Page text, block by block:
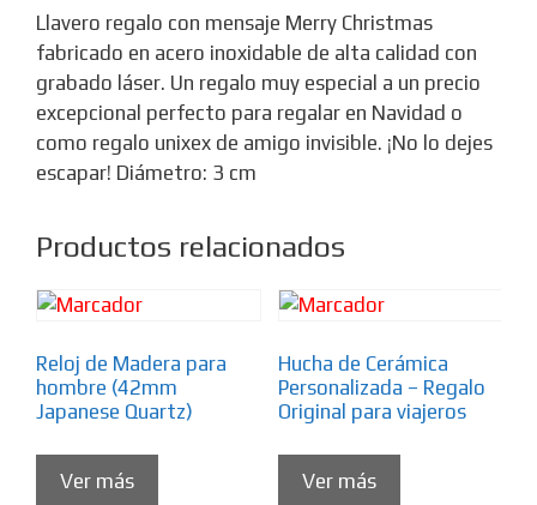
Llavero regalo con mensaje Merry Christmas
fabricado en acero inoxidable de alta calidad con
grabado láser. Un regalo muy especial a un precio
excepcional perfecto para regalar en Navidad o
como regalo unixex de amigo invisible. ¡No lo dejes
escapar! Diámetro: 3 cm
Productos relacionados
Reloj de Madera para
hombre (42mm
Japanese Quartz)
Ver más
Hucha de Cerámica
Personalizada – Regalo
Original para viajeros
Ver más